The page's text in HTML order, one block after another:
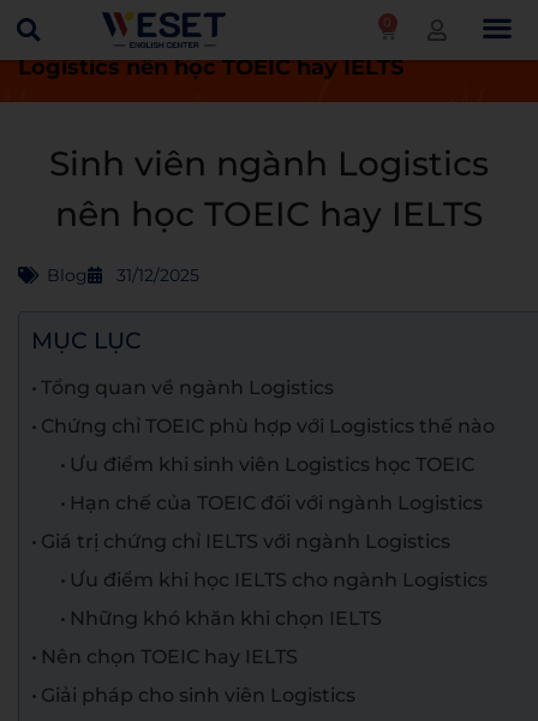
0
Trang chủ Blog
Sinh viên ngành
Logistics nên học TOEIC hay IELTS
Sinh viên ngành Logistics
nên học TOEIC hay IELTS
Blog 31/12/2025
MỤC LỤC
Tổng quan về ngành Logistics
Chứng chỉ TOEIC phù hợp với Logistics thế nào
Ưu điểm khi sinh viên Logistics học TOEIC
Hạn chế của TOEIC đối với ngành Logistics
Giá trị chứng chỉ IELTS với ngành Logistics
Ưu điểm khi học IELTS cho ngành Logistics
Những khó khăn khi chọn IELTS
Nên chọn TOEIC hay IELTS
Giải pháp cho sinh viên Logistics